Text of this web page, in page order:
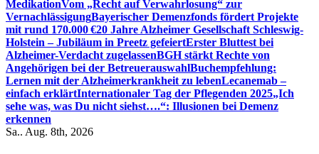
MedikationVom „Recht auf Verwahrlosung“ zur
VernachlässigungBayerischer Demenzfonds fördert Projekte
mit rund 170.000 €20 Jahre Alzheimer Gesellschaft Schleswig-
Holstein – Jubiläum in Preetz gefeiertErster Bluttest bei
Alzheimer-Verdacht zugelassenBGH stärkt Rechte von
Angehörigen bei der BetreuerauswahlBuchempfehlung:
Lernen mit der Alzheimerkrankheit zu lebenLecanemab –
einfach erklärtInternationaler Tag der Pflegenden 2025„Ich
sehe was, was Du nicht siehst….“: Illusionen bei Demenz
erkennen
Sa.. Aug. 8th, 2026